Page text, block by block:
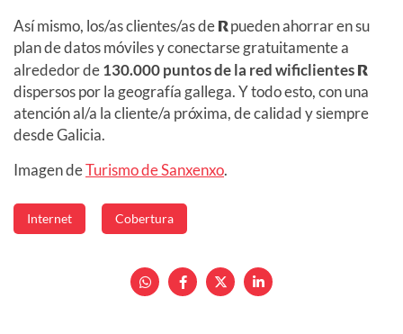
Así mismo, los/as clientes/as deRpueden ahorrar en su
plan de datos móviles y conectarse gratuitamente a
alrededor de130.000 puntos de la red wificlientesR
dispersos por la geografía gallega. Y todo esto, con una
atención al/a la cliente/a próxima, de calidad y siempre
desde Galicia.
Imagen deTurismo de Sanxenxo.
Internet Cobertura